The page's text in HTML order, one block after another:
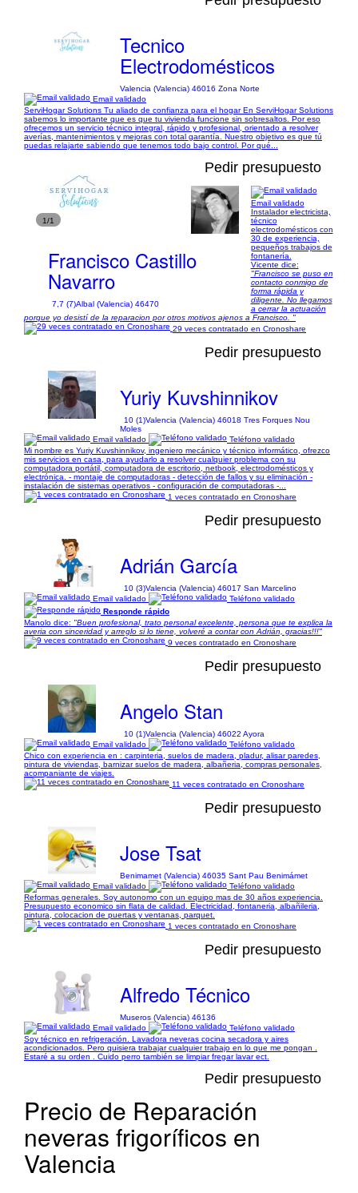
Tecnico
Electrodomésticos
Valencia (Valencia) 46016 Zona Norte
Email validado
ServiHogar Solutions Tu aliado de confianza para el hogar En ServiHogar Solutions
sabemos lo importante que es que tu vivienda funcione sin sobresaltos. Por eso
ofrecemos un servicio técnico integral, rápido y profesional, orientado a resolver
averías, mantenimientos y mejoras con total garantía. Nuestro objetivo es que tú
puedas relajarte sabiendo que tenemos todo bajo control. Por qué...
1/1
Pedir presupuesto
Francisco Castillo
Navarro
7,7 (7)Albal (Valencia) 46470
Email validado
Instalador electricista,
técnico
electrodomésticos con
30 de experiencia,
pequeños trabajos de
fontanería.
Vicente dice:
"Francisco se puso en
contacto conmigo de
forma rápida y
diligente. No llegamos
a cerrar la actuación
porque yo desistí de la reparacion por otros motivos ajenos a Francisco. "
29 veces contratado en Cronoshare
Pedir presupuesto
Yuriy Kuvshinnikov
10 (1)Valencia (Valencia) 46018 Tres Forques Nou
Moles
Email validado
Teléfono validado
Mi nombre es Yuriy Kuvshinnikov, ingeniero mecánico y técnico informático, ofrezco
mis servicios en casa, para ayudarlo a resolver cualquier problema con su
computadora portátil, computadora de escritorio, netbook, electrodomésticos y
electrónica. - montaje de computadoras - detección de fallos y su eliminación -
instalación de sistemas operativos - configuración de computadoras -...
1 veces contratado en Cronoshare
Pedir presupuesto
Adrián García
10 (3)Valencia (Valencia) 46017 San Marcelino
Email validado
Teléfono validado
Responde rápido
Manolo dice: "Buen profesional, trato personal excelente, persona que te explica la
averia con sinceridad y arreglo si lo tiene, volveré a contar con Adrián, gracias!!!"
9 veces contratado en Cronoshare
Pedir presupuesto
Angelo Stan
10 (1)Valencia (Valencia) 46022 Ayora
Email validado
Teléfono validado
Chico con experiencia en : carpinteria, suelos de madera, pladur, alisar paredes,
pintura de viviendas, barnizar suelos de madera, albañeria, compras personales,
acompaniante de viajes.
11 veces contratado en Cronoshare
Pedir presupuesto
Jose Tsat
Benimamet (Valencia) 46035 Sant Pau Benimámet
Email validado
Teléfono validado
Reformas generales. Soy autonomo con un equipo mas de 30 años experiencia.
Presupuesto economico sin flata de calidad. Electricidad, fontaneria, albañileria,
pintura, colocacion de puertas y ventanas, parquet.
1 veces contratado en Cronoshare
Pedir presupuesto
Alfredo Técnico
Museros (Valencia) 46136
Email validado
Teléfono validado
Soy técnico en refrigeración. Lavadora neveras cocina secadora y aires
acondicionados. Pero quisiera trabajar cualquier trabajo en lo que me pongan .
Estaré a su orden . Cuido perro también se limpiar fregar lavar ect.
Pedir presupuesto
Precio de Reparación
neveras frigoríficos en
Valencia